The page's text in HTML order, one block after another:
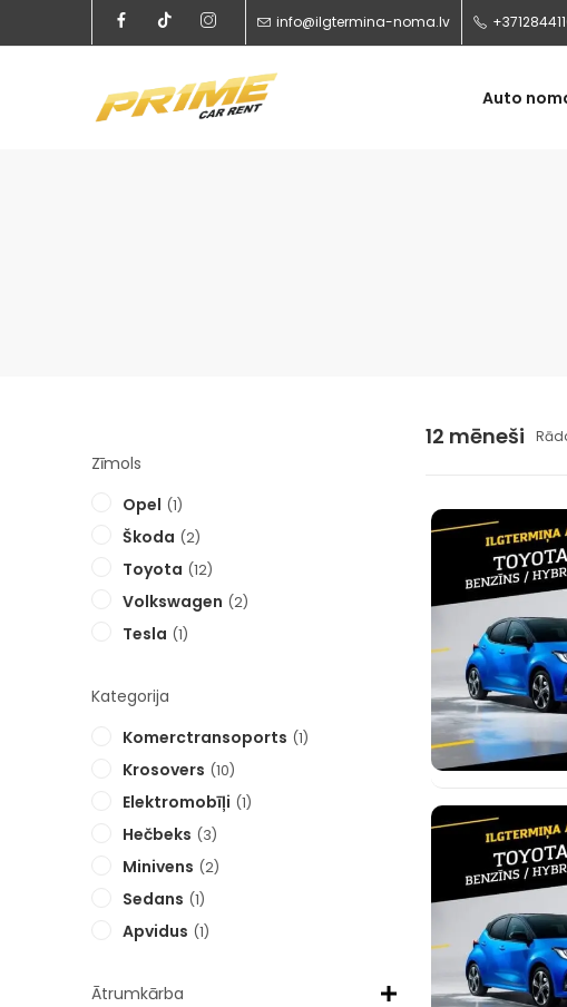
info@ilgtermina-noma.lv
Auto
12 mēneši
Zīmols
Opel
1
Škoda 2
Toyota 12
Volkswagen 2
Tesla 1
Kategorija
Komerctransoports
1
Krosovers 10
Elektromobīļi 1
Hečbeks 3
Minivens 2
Sedans 1
Apvidus 1
Ātrumkārba